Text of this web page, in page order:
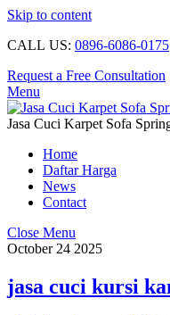
Skip to content
CALL US: 0896-6086-0175
Request a Free Consultation
Menu
Jasa Cuci Karpet Sofa
Home
Daftar Harga
News
Contact
Close Menu
October 24 2025
jasa cuci kursi